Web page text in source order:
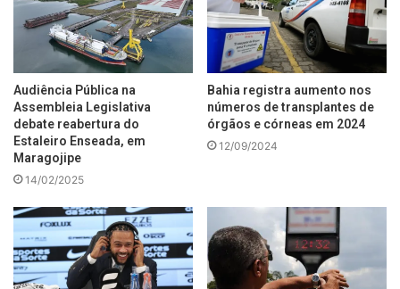
Audiência Pública na
Assembleia Legislativa
debate reabertura do
Estaleiro Enseada, em
Maragojipe
14/02/2025
Bahia registra aumento nos
números de transplantes de
órgãos e córneas em 2024
12/09/2024